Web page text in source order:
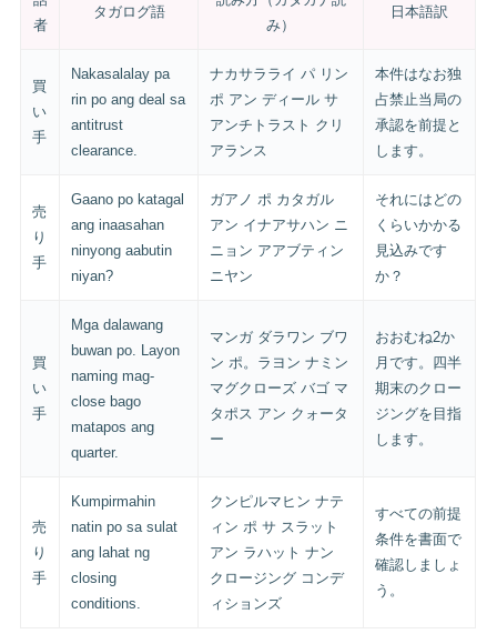
者
タガログ語
み）
日本語訳
買
い
手
Nakasalalay pa
rin po ang deal sa
antitrust
clearance.
ナカサラライ パ リン
ポ アン ディール サ
アンチトラスト クリ
アランス
本件はなお独
占禁止当局の
承認を前提と
します。
売
り
手
Gaano po katagal
ang inaasahan
ninyong aabutin
niyan?
ガアノ ポ カタガル
アン イナアサハン ニ
ニョン アアブティン
ニヤン
それにはどの
くらいかかる
見込みです
か？
買
い
手
Mga dalawang
buwan po. Layon
naming mag-
close bago
matapos ang
quarter.
マンガ ダラワン ブワ
ン ポ。ラヨン ナミン
マグクローズ バゴ マ
タポス アン クォータ
ー
おおむね2か
月です。四半
期末のクロー
ジングを目指
します。
売
り
手
Kumpirmahin
natin po sa sulat
ang lahat ng
closing
conditions.
クンピルマヒン ナテ
ィン ポ サ スラット
アン ラハット ナン
クロージング コンデ
ィションズ
すべての前提
条件を書面で
確認しましょ
う。